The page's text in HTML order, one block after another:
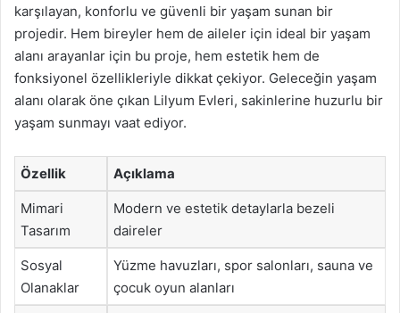
karşılayan, konforlu ve güvenli bir yaşam sunan bir
projedir. Hem bireyler hem de aileler için ideal bir yaşam
alanı arayanlar için bu proje, hem estetik hem de
fonksiyonel özellikleriyle dikkat çekiyor. Geleceğin yaşam
alanı olarak öne çıkan Lilyum Evleri, sakinlerine huzurlu bir
yaşam sunmayı vaat ediyor.
Özellik Açıklama
Mimari
Tasarım
Modern ve estetik detaylarla bezeli
daireler
Sosyal
Olanaklar
Yüzme havuzları, spor salonları, sauna ve
çocuk oyun alanları